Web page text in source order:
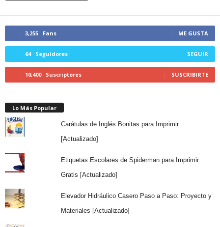
3,255 Fans ME GUSTA
64 Seguidores SEGUIR
10,400 Suscriptores SUSCRIBIRTE
Lo Más Popular
Carátulas de Inglés Bonitas para Imprimir
[Actualizado]
Etiquetas Escolares de Spiderman para Imprimir
Gratis [Actualizado]
Elevador Hidráulico Casero Paso a Paso: Proyecto y
Materiales [Actualizado]